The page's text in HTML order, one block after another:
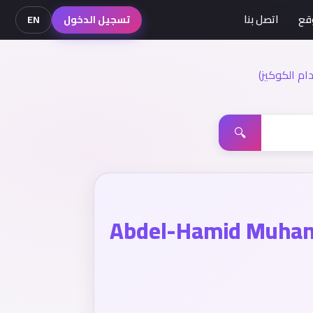
الكوكيز)
اتصل بنا تسجيل الدخول EN
🔍
Abdel-Hamid